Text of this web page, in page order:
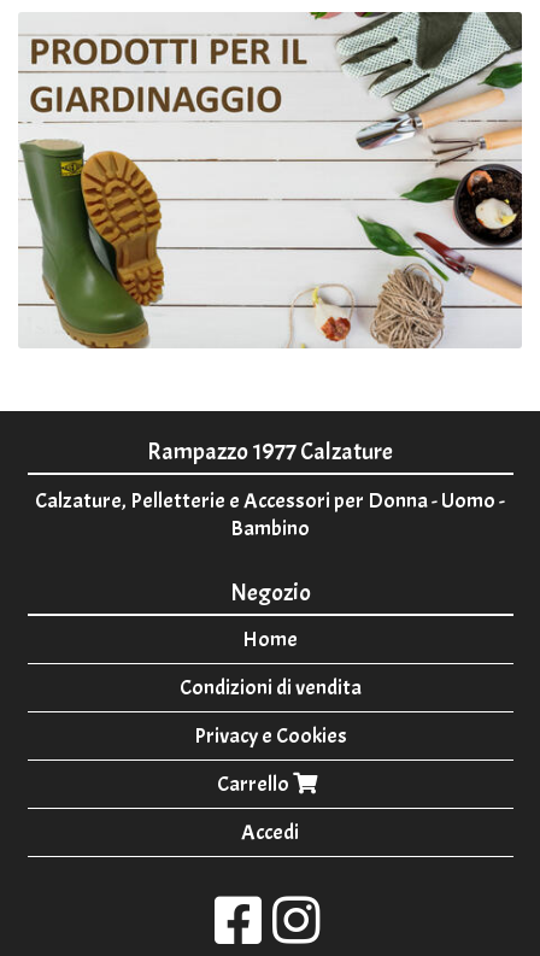
Rampazzo 1977 Calzature
Calzature, Pelletterie e Accessori per Donna - Uomo -
Bambino
Negozio
Home
Condizioni di vendita
Privacy e Cookies
Carrello
Accedi